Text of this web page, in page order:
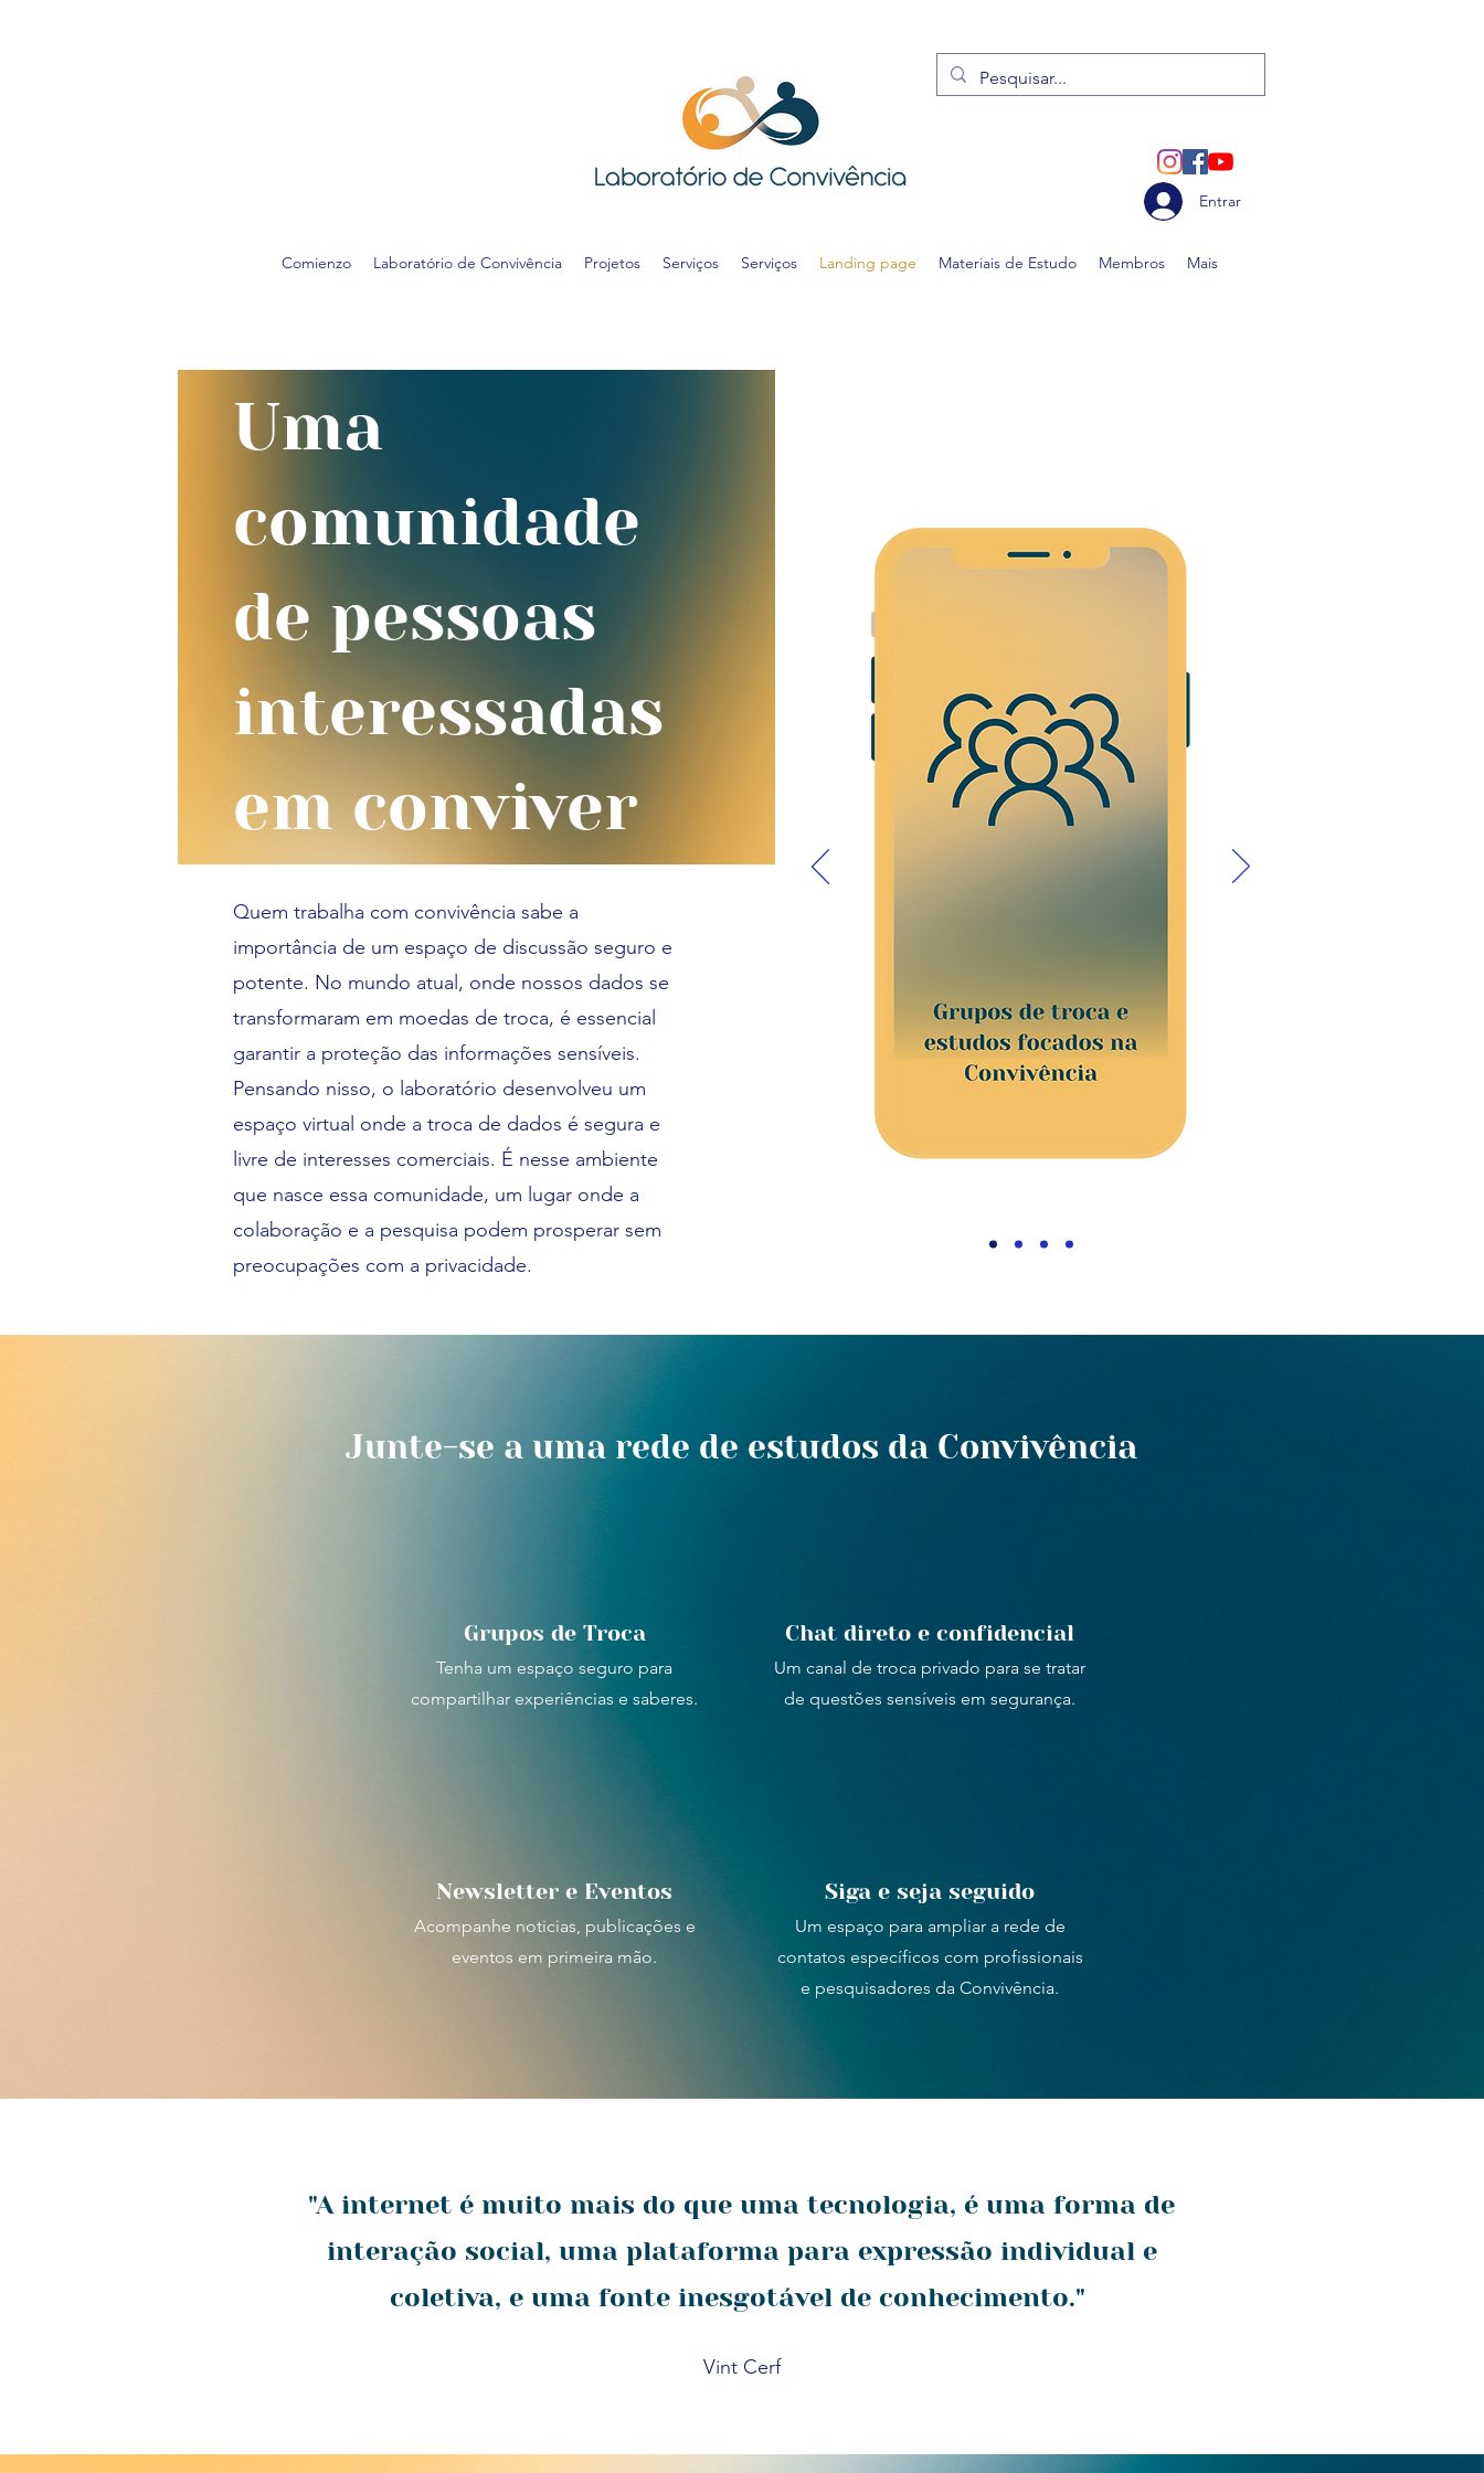
Entrar
Comienzo Laboratório de Convivência Projetos Serviços Serviços Landing page Materiais de Estudo Membros Mais
Uma
comunidade
de pessoas
interessadas
em conviver
Quem trabalha com convivência sabe a
importância de um espaço de discussão seguro e
potente. No mundo atual, onde nossos dados se
transformaram em moedas de troca, é essencial
garantir a proteção das informações sensíveis.
Pensando nisso, o laboratório desenvolveu um
espaço virtual onde a troca de dados é segura e
livre de interesses comerciais. É nesse ambiente
que nasce essa comunidade, um lugar onde a
colaboração e a pesquisa podem prosperar sem
preocupações com a privacidade.
Junte-se a uma rede de estudos da Convivência
Grupos de Troca
Tenha um espaço seguro para
compartilhar experiências e saberes.
Newsletter e Eventos
Acompanhe noticias, publicações e
eventos em primeira mão.
Chat direto e confidencial
Um canal de troca privado para se tratar
de questões sensíveis em segurança.
Siga e seja seguido
Um espaço para ampliar a rede de
contatos específicos com profissionais
e pesquisadores da Convivência.
"A internet é muito mais do que uma tecnologia, é uma forma de
interação social, uma plataforma para expressão individual e
coletiva, e uma fonte inesgotável de conhecimento."
Vint Cerf